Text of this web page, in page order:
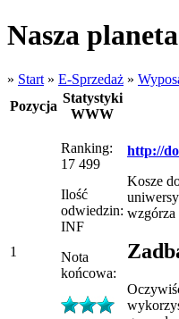
Nasza
» Start » E-Sprzedaż »
Pozycja
Statystyki
WWW
1
Ranking:
17 499
Ilość
odwiedzin:
INF
Nota
końcowa:
http://
Kosze
wzgórza